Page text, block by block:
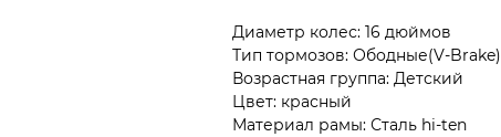
Диаметр колес: 16 дюймов
Тип тормозов: Ободные(V-Brake)
Возрастная группа: Детский
Цвет: красный
Материал рамы: Сталь hi-ten